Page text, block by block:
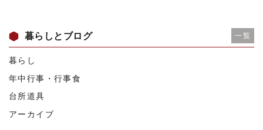
暮らしとブログ 一覧
暮らし
年中行事・行事食
台所道具
アーカイブ